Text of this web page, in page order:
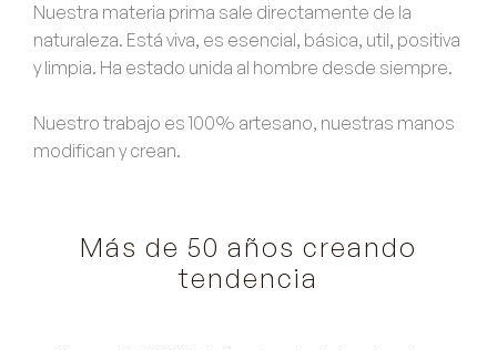
Nuestra materia prima sale directamente de la
naturaleza. Está viva, es esencial, básica, util, positiva
y limpia. Ha estado unida al hombre desde siempre.
Nuestro trabajo es 100% artesano, nuestras manos
modifican y crean.
Más de 50 años creando
tendencia